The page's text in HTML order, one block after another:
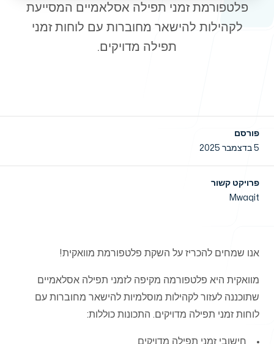
שיטת העבודה
שירותים
פלטפורמת זמני תפילה אסלאמיים המסייעת
לקהילות להישאר מחוברות עם לוחות זמני
תפילה מדויקים.
פורסם
5 בדצמבר 2025
פרויקט קשור
Mwaqit
אנו שמחים להכריז על השקת פלטפורמת מוואקית!
מוואקית היא פלטפורמה מקיפה לזמני תפילה אסלאמיים
שתוכננה לעזור לקהילות מוסלמיות להישאר מחוברות עם
לוחות זמני תפילה מדויקים. התכונות כוללות:
חישובי זמני תפילה מדויקים